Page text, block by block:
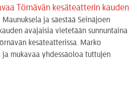
Törnävän kesäteatterin kauden
ja säestää Seinäjoen
avajaisia vietetään sunnuntaina
kesäteatterissa. Marko
mukavaa yhdessäoloa tuttujen